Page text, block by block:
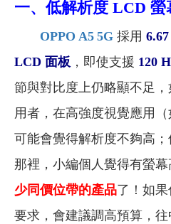
一、低解析度 LCD 螢
OPPO A5 5G 採用
LCD 面板 ，即使支援 120
節與對比度上仍略顯不足
用者，在高強度視覺應用（
可能會覺得解析度不夠高
那裡，小編個人覺得有螢幕
少同價位帶的產品了！如
要求，會建議調高預算，